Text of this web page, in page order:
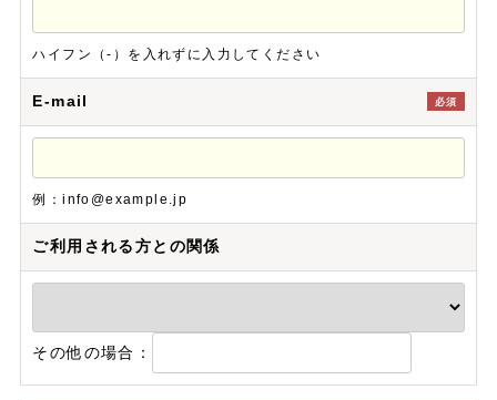
ハイフン（-）を入れずに入力してください
E-mail 必須
例：info@example.jp
ご利用される方との関係
その他の場合：